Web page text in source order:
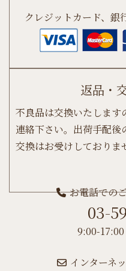
クレジットカード、銀
返品・
不良品は交換いたします
連絡下さい。出荷手配後
交換はお受けしておりま
お電話での
03-
9:00-
インターネ